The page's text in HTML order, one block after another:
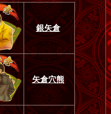
銀矢倉
矢倉穴熊